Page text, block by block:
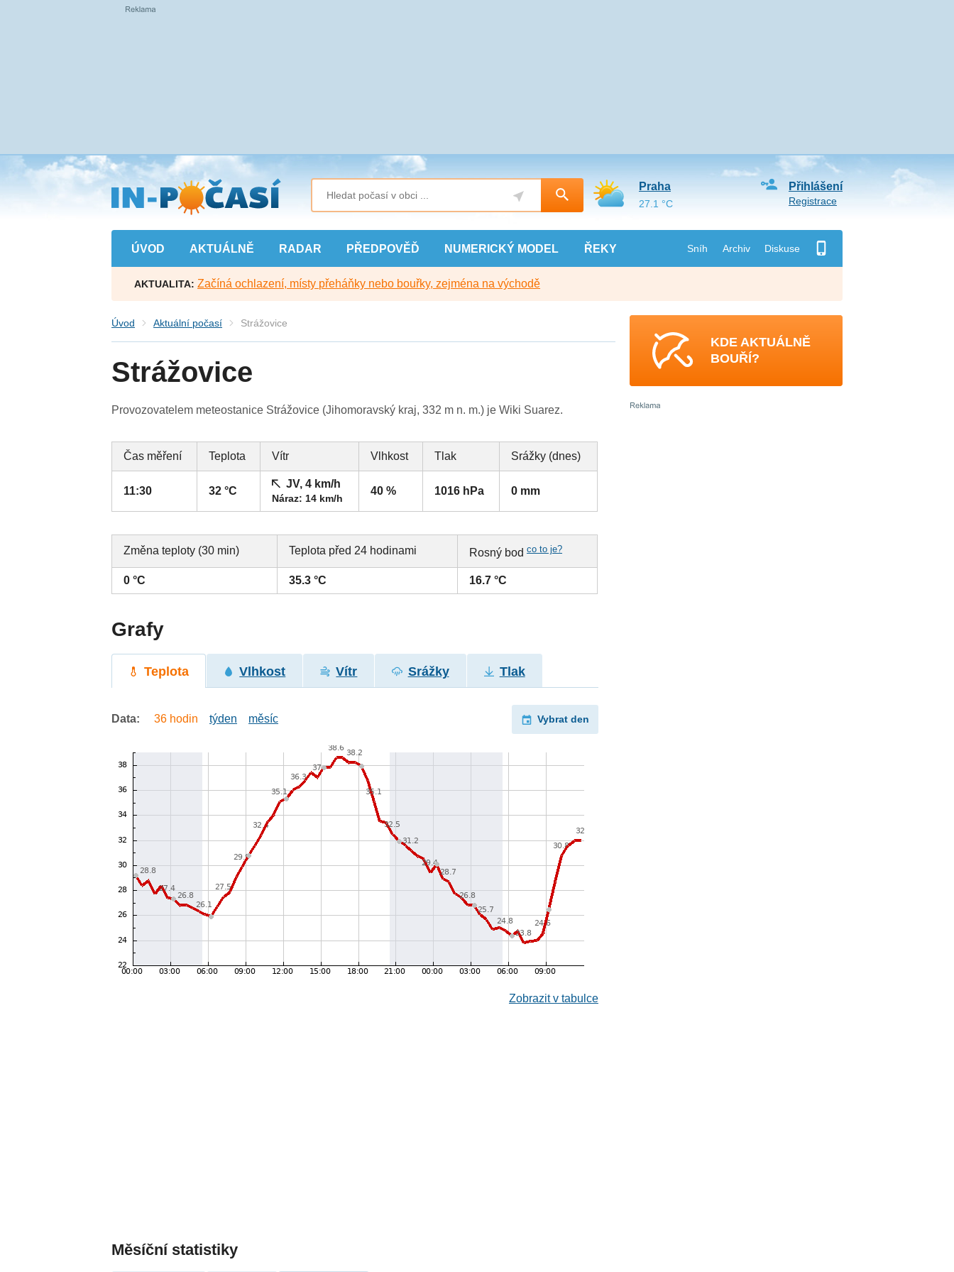
Přejít
na
hlavní
obsah
ÚVOD AKTUÁLNĚ RADAR PŘEDPOVĚĎ NUMERICKÝ MODEL ŘEKY Sníh Archiv Diskuse
Přihlášení
Registrace
Praha
27.1 °C
AKTUALITA: Začíná ochlazení, místy přeháňky nebo bouřky, zejména na východě
Úvod Aktuální počasí Strážovice
Strážovice
Provozovatelem meteostanice Strážovice (Jihomoravský kraj, 332 m n. m.) je Wiki Suarez.
Čas měření Teplota Vítr Vlhkost Tlak Srážky (dnes)
11:30 32 °C
JV, 4 km/h
Náraz: 14 km/h
40 % 1016 hPa 0 mm
Změna teploty (30 min) Teplota před 24 hodinami Rosný bodco to je?
0 °C 35.3 °C 16.7 °C
Grafy
Teplota Vlhkost Vítr Srážky Tlak
Data: 36 hodin týden měsíc Vybrat den
Zobrazit v tabulce
Měsíční statistiky
KDE AKTUÁLNĚ
BOUŘÍ?